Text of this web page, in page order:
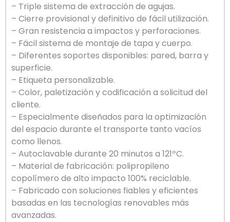
– Triple sistema de extracción de agujas.
– Cierre provisional y definitivo de fácil utilización.
– Gran resistencia a impactos y perforaciones.
– Fácil sistema de montaje de tapa y cuerpo.
– Diferentes soportes disponibles: pared, barra y
superficie.
– Etiqueta personalizable.
– Color, paletización y codificación a solicitud del
cliente.
– Especialmente diseñados para la optimización
del espacio durante el transporte tanto vacíos
como llenos.
– Autoclavable durante 20 minutos a 121ºC.
– Material de fabricación: polipropileno
copolímero de alto impacto 100% reciclable.
– Fabricado con soluciones fiables y eficientes
basadas en las tecnologías renovables más
avanzadas.